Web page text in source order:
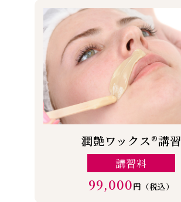
潤艶ワックス®講習
講習料
99,000円（税込）